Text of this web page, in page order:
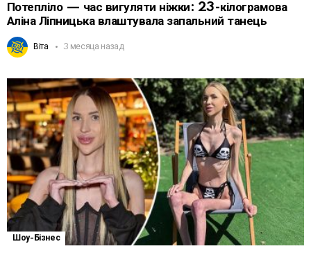
Потепліло — час вигуляти ніжки: 23-кілограмова
Аліна Ліпницька влаштувала запальний танець
Віта 3 месяца назад
Шоу-Бізнес